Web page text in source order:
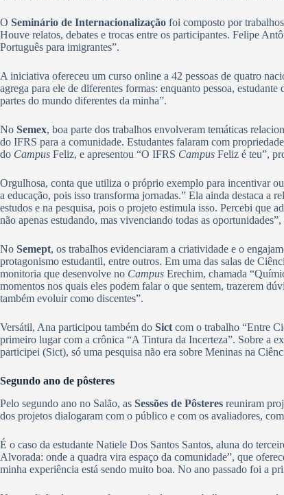
O Seminário de Internacionalização foi composto por
Houve relatos, debates e trocas entre os participantes. Felipe
Português para imigrantes”.
A iniciativa ofereceu um curso online a 42 pessoas de quatro
agrega para ele de diferentes formas: enquanto pessoa,
partes do mundo diferentes da minha”.
No Semex, boa parte dos trabalhos envolveram temáticas
do IFRS para a comunidade. Estudantes falaram com
do Campus Feliz, e apresentou “O IFRS Campus Feliz é teu”,
Orgulhosa, conta que utiliza o próprio exemplo para incentivar
a educação, pois isso transforma jornadas.” Ela ainda destaca a
estudos e na pesquisa, pois o projeto estimula isso. Percebi que
não apenas estudando, mas vivenciando todas as oportunidades”,
No Semept, os trabalhos evidenciaram a criatividade e o
protagonismo estudantil, entre outros. Em uma das salas de
monitoria que desenvolve no Campus Erechim, chamada
momentos nos quais eles podem falar o que sentem, trazerem
também evoluir como discentes”.
Versátil, Ana participou também do Sict com o trabalho “Entre
primeiro lugar com a crônica “A Tintura da Incerteza”. Sobre a
participei (Sict), só uma pesquisa não era sobre Meninas na
Segundo ano de pôsteres
Pelo segundo ano no Salão, as Sessões de Pôsteres reuniram
dos projetos dialogaram com o público e com os avaliadores,
É o caso da estudante Natiele Dos Santos Santos, aluna do
Alvorada: onde a quadra vira espaço da comunidade”, que
minha experiência está sendo muito boa. No ano passado foi a